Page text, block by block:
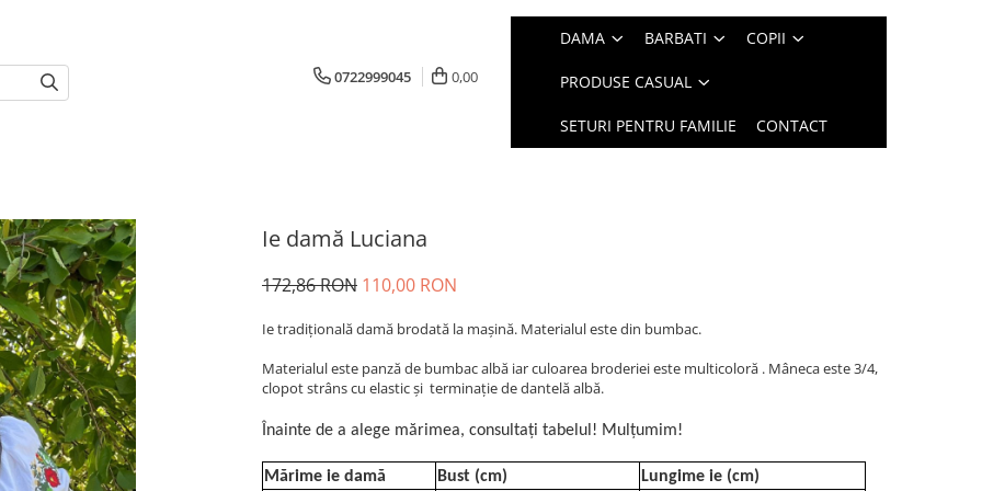
0722999045 0,00
DAMA BARBATI COPII
PRODUSE CASUAL
SETURI PENTRU FAMILIE CONTACT
Ie damă Luciana
172,86 RON 110,00 RON
Ie tradiţională damă brodată la maşină. Materialul este din bumbac.
Materialul este panză de bumbac albă iar culoarea broderiei este multicoloră . Mâneca este 3/4,
clopot strâns cu elastic și terminație de dantelă albă.
Înainte de a alege mărimea, consultați tabelul! Mulțumim!
Mărime ie damă Bust (cm)
Lungime ie (cm)